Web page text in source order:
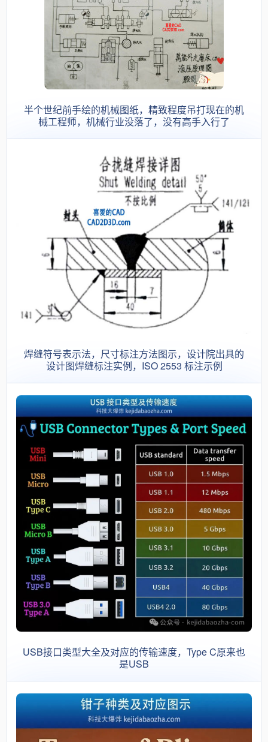
半个世纪前手绘的机械图纸，精致程度吊打现在的机
械工程师，机械行业没落了，没有高手入行了
焊缝符号表示法，尺寸标注方法图示，设计院出具的
设计图焊缝标注实例，ISO 2553 标注示例
USB接口类型大全及对应的传输速度，Type C原来也
是USB